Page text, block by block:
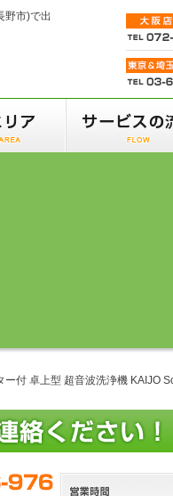
野市)で出
ー付 卓上型 超音波洗浄機 KAIJO